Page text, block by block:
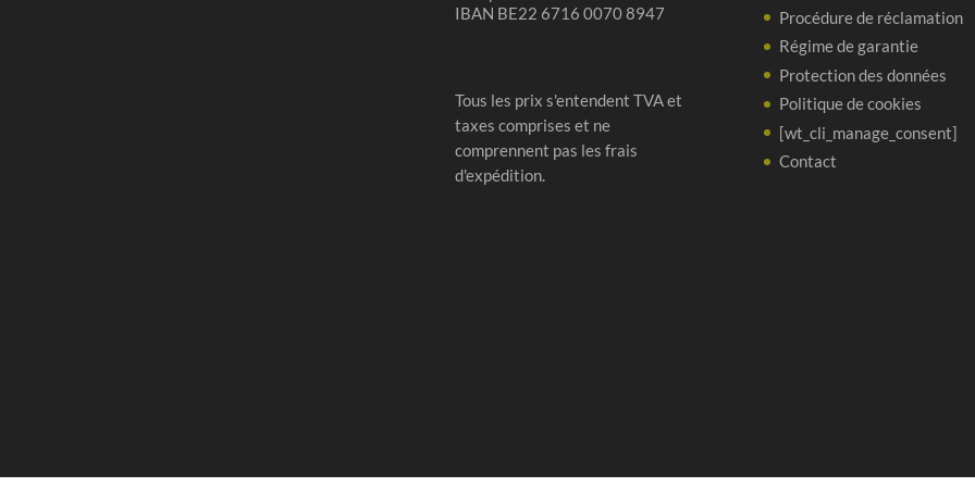
IBAN BE22 6716 0070 8947
Tous les prix s'entendent TVA et
taxes comprises et ne
comprennent pas les frais
d'expédition.
Procédure de réclamation
Régime de garantie
Protection des données
Politique de cookies
[wt_cli_manage_consent]
Contact